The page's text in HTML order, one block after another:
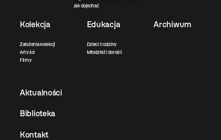
Jak dojechać
Kolekcja
Założenia kolekcji
Artyści
Filmy
Edukacja
Dzieci i rodziny
Młodzież i dorośli
Archiwum
Aktualności
Biblioteka
Kontakt